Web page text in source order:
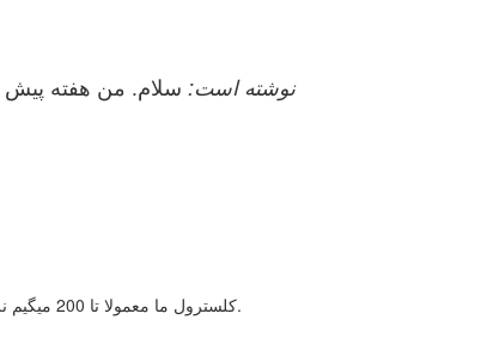
titanic نوشته است: سلام. من هفته پیش
CHOL: کلسترول ما معمولا تا 200 میگیم نرمال ......ولی بازم هم بسته به آزمایشگاهی هست که شما رفتید .ببینید مقدار نرمالش که رو بروی کلسترول شما نوشته شده دذ برگه آزمایش چنده.